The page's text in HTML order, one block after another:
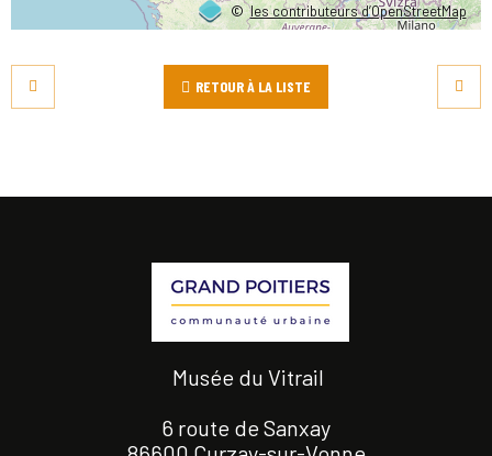
©les contributeurs d’OpenStreetMap
RETOUR À LA LISTE
Musée du Vitrail
6 route de Sanxay